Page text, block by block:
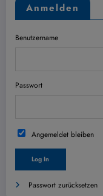
Anmelden
Benutzername
Passwort
Angemeldet bleiben
Passwort zurücksetzen